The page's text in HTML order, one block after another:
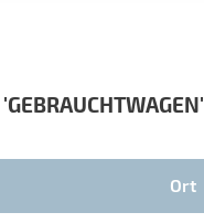
'GEBRAUCHTWAGEN'
Ort